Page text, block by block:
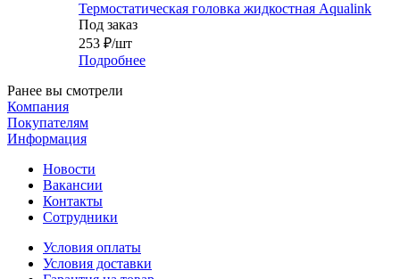
Термостатическая головка жидкостная Aqualink
Под заказ
253 ₽/шт
Подробнее
Ранее вы смотрели
Компания
Покупателям
Информация
Новости
Вакансии
Контакты
Сотрудники
Условия оплаты
Условия доставки